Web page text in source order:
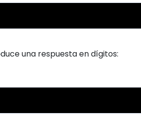
una respuesta en dígitos: